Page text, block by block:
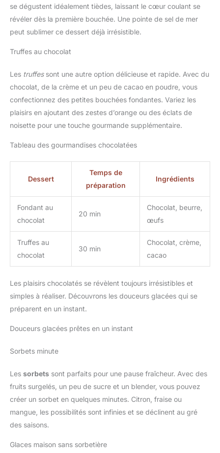
se dégustent idéalement tièdes, laissant le cœur coulant se
révéler dès la première bouchée. Une pointe de sel de mer
peut sublimer ce dessert déjà irrésistible.
Truffes au chocolat
Les truffessont une autre option délicieuse et rapide. Avec du
chocolat, de la crème et un peu de cacao en poudre, vous
confectionnez des petites bouchées fondantes. Variez les
plaisirs en ajoutant des zestes d’orange ou des éclats de
noisette pour une touche gourmande supplémentaire.
Tableau des gourmandises chocolatées
Dessert
Temps de
préparation
Ingrédients
Fondant au
chocolat
20 min
Chocolat, beurre,
œufs
Truffes au
chocolat
30 min
Chocolat, crème,
cacao
Les plaisirs chocolatés se révèlent toujours irrésistibles et
simples à réaliser. Découvrons les douceurs glacées qui se
préparent en un instant.
Douceurs glacées prêtes en un instant
Sorbets minute
Les sorbets sont parfaits pour une pause fraîcheur. Avec des
fruits surgelés, un peu de sucre et un blender, vous pouvez
créer un sorbet en quelques minutes. Citron, fraise ou
mangue, les possibilités sont infinies et se déclinent au gré
des saisons.
Glaces maison sans sorbetière